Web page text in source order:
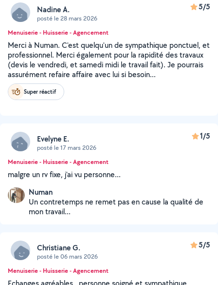
Nadine A.
posté le 28 mars 2026
5/5
Menuiserie - Huisserie - Agencement
Merci à Numan. C'est quelqu'un de sympathique ponctuel, et
professionnel. Merci également pour la rapidité des travaux
(devis le vendredi, et samedi midi le travail fait). Je pourrais
assurément refaire affaire avec lui si besoin...
Super réactif
Evelyne E.
posté le 17 mars 2026
1/5
Menuiserie - Huisserie - Agencement
malgre un rv fixe, j'ai vu personne...
Numan
Un contretemps ne remet pas en cause la qualité de
mon travail...
Christiane G.
posté le 06 mars 2026
5/5
Menuiserie - Huisserie - Agencement